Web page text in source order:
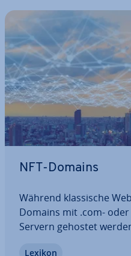
NFT-Domains
Während klas­si­sche
Domains mit .com-
Servern gehostet
Lexikon